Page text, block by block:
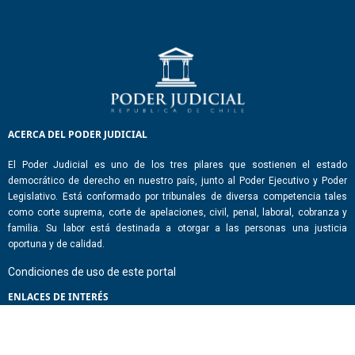
ACERCA DEL PODER JUDICIAL
El Poder Judicial es uno de los tres pilares que sostienen el estado
democrático de derecho en nuestro país, junto al Poder Ejecutivo y Poder
Legislativo. Está conformado por tribunales de diversa competencia tales
como corte suprema, corte de apelaciones, civil, penal, laboral, cobranza y
familia. Su labor está destinada a otorgar a las personas una justicia
oportuna y de calidad.
Condiciones de uso de este portal
ENLACES DE INTERÉS